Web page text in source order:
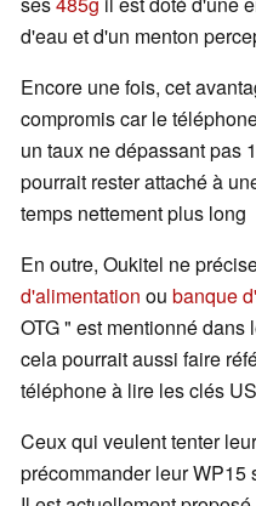
d'eau et d'un menton
Encore une fois, cet
compromis car le
un taux ne dépassant pas
pourrait rester attaché à
temps nettement plus long
En outre, Oukitel ne
d'alimentation ou banque
OTG " est mentionné
cela pourrait aussi faire
téléphone à lire les clés
Ceux qui veulent tenter
précommander leur WP15